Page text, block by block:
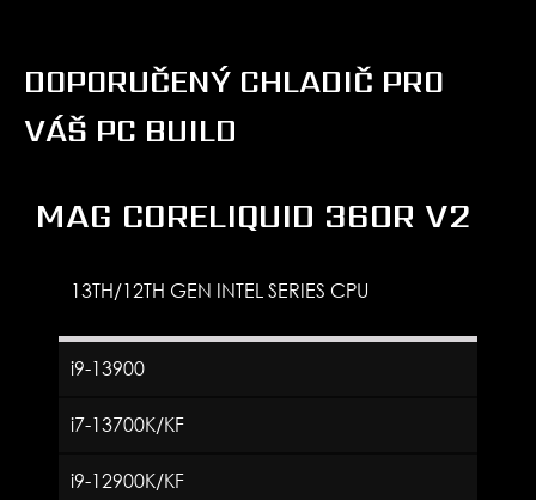
DOPORUČENÝ CHLADIČ PRO
VÁŠ PC BUILD
MAG CORELIQUID 360R V2
13TH/12TH GEN INTEL SERIES CPU
i9-13900
i7-13700K/KF
i9-12900K/KF